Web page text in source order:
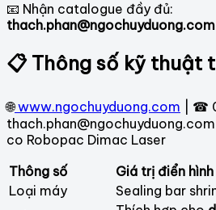
📧 Nhận catalogue đầy đủ:
thach.phan@ngochuyduong.com
📋 Thông số kỹ thuật
🌐 www.ngochuyduong.com | ☎
co Robopac Dimac Laser
Thông số
Giá trị điển hình
Loại máy
Sealing bar